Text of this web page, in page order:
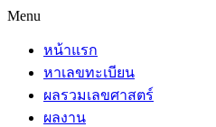
Menu
หน้าแรก
หาเลขทะเบียน
ผลรวมเลขศาสตร์
ผลงาน